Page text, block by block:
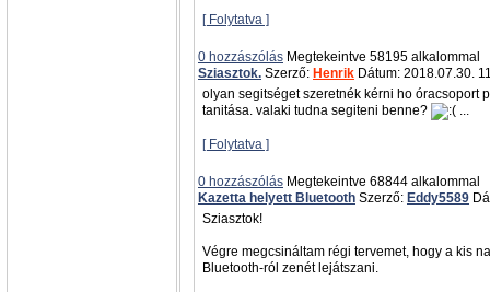
[ Folytatva ]
0 hozzászólás Megtekeintve 58195 alkalommal
Sziasztok. Szerző: Henrik Dátum: 2018.07.30.
olyan segitséget szeretnék kérni ho óracsoport
tanitása. valaki tudna segiteni benne?
...
[ Folytatva ]
0 hozzászólás Megtekeintve 68844 alkalommal
Kazetta helyett Bluetooth Szerző: Eddy5589
Sziasztok!
Végre megcsináltam régi tervemet, hogy a kis
Bluetooth-ról zenét lejátszani.